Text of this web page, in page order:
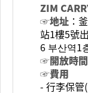
ZIM
☞地址 ：
站1樓5號
6 부산역1
☞開放時間
☞費用
- 行李保管